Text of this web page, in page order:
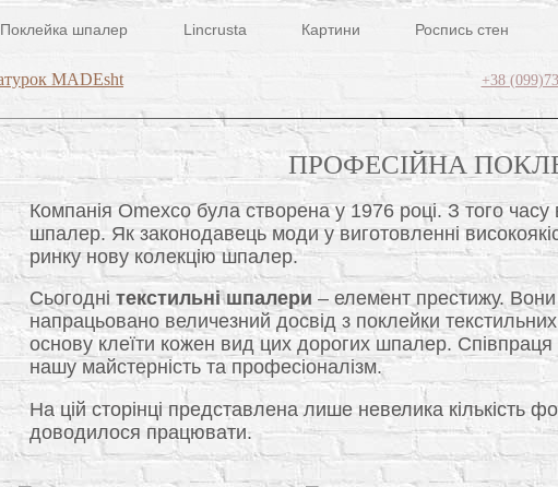
Поклейка шпалер Lincrusta Картини Роспись стен
+38
ПРОФЕСІЙНА
Компанія Omexco була створена у 1976 році. З того
шпалер. Як законодавець моди у виготовленні
ринку нову колекцію шпалер.
Сьогодні текстильні шпалери – елемент престижу. Вони
напрацьовано величезний досвід з поклейки
основу клеїти кожен вид цих дорогих шпалер.
нашу майстерність та професіоналізм.
На цій сторінці представлена лише невелика кількість
доводилося працювати.